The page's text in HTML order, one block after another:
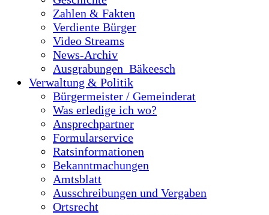
Zahlen & Fakten
Verdiente Bürger
Video Streams
News-Archiv
Ausgrabungen_Bäkeesch
Verwaltung & Politik
Bürgermeister / Gemeinderat
Was erledige ich wo?
Ansprechpartner
Formularservice
Ratsinformationen
Bekanntmachungen
Amtsblatt
Ausschreibungen und Vergaben
Ortsrecht